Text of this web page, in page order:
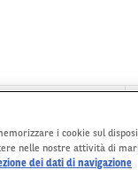
i cookie sul
nelle nostre attività di
dei dati di navigazione